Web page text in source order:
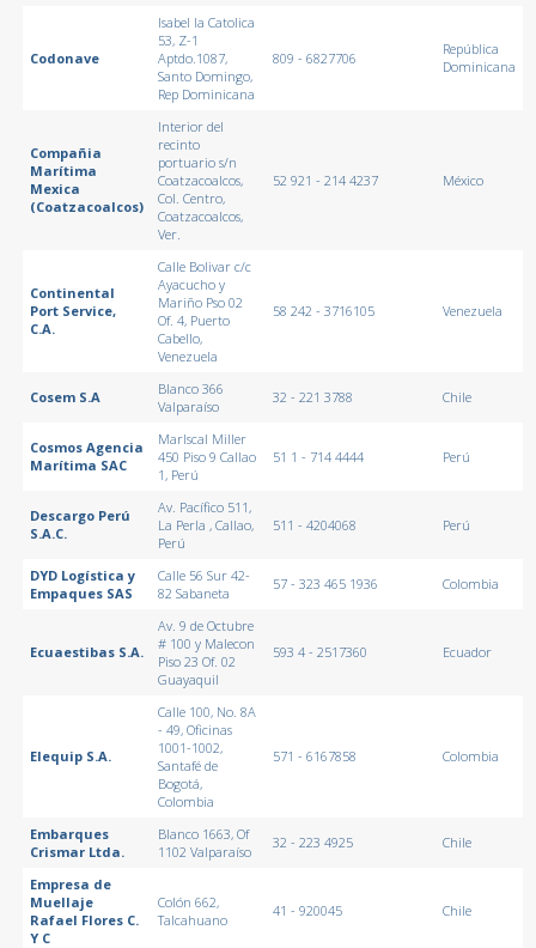
Codonave
Isabel la Catolica
53, Z-1
Aptdo.1087,
Santo Domingo,
Rep Dominicana
809 - 6827706
República
Dominicana
Compañia
Marítima
Mexica
(Coatzacoalcos)
Interior del
recinto
portuario s/n
Coatzacoalcos,
Col. Centro,
Coatzacoalcos,
Ver.
52 921 - 214 4237 México
Continental
Port Service,
C.A.
Calle Bolivar c/c
Ayacucho y
Mariño Pso 02
Of. 4, Puerto
Cabello,
Venezuela
58 242 - 3716105 Venezuela
Cosem S.A
Blanco 366
Valparaíso
32 - 221 3788 Chile
Cosmos Agencia
Marítima SAC
MarIscal Miller
450 Piso 9 Callao
1, Perú
51 1 - 714 4444 Perú
Descargo Perú
S.A.C.
Av. Pacífico 511,
La Perla , Callao,
Perú
511 - 4204068 Perú
DYD Logística y
Empaques SAS
Calle 56 Sur 42-
82 Sabaneta
57 - 323 465 1936 Colombia
Ecuaestibas S.A.
Av. 9 de Octubre
# 100 y Malecon
Piso 23 Of. 02
Guayaquil
593 4 - 2517360 Ecuador
Elequip S.A.
Calle 100, No. 8A
- 49, Oficinas
1001-1002,
Santafé de
Bogotá,
Colombia
571 - 6167858 Colombia
Embarques
Crismar Ltda.
Blanco 1663, Of
1102 Valparaíso
32 - 223 4925 Chile
Empresa de
Muellaje
Rafael Flores C.
Y C
Colón 662,
Talcahuano
41 - 920045 Chile